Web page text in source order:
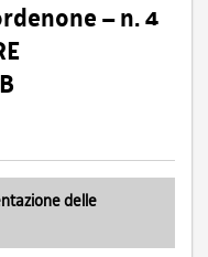
– n. 4
delle